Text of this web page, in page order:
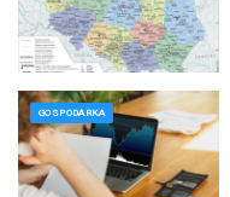
GOSPODARKA